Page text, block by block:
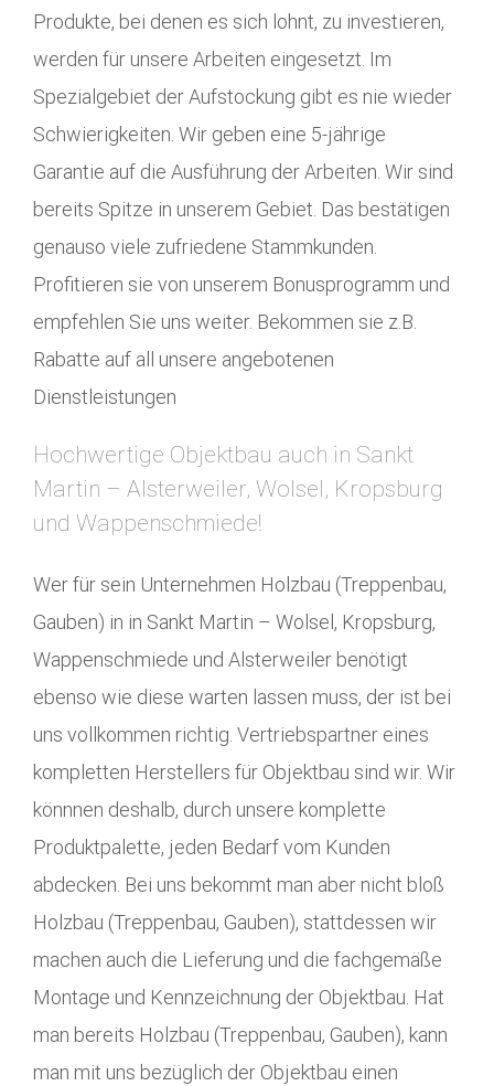
Produkte, bei denen es sich lohnt, zu investieren,
werden für unsere Arbeiten eingesetzt. Im
Spezialgebiet der Aufstockung gibt es nie wieder
Schwierigkeiten. Wir geben eine 5-jährige
Garantie auf die Ausführung der Arbeiten. Wir sind
bereits Spitze in unserem Gebiet. Das bestätigen
genauso viele zufriedene Stammkunden.
Profitieren sie von unserem Bonusprogramm und
empfehlen Sie uns weiter. Bekommen sie z.B.
Rabatte auf all unsere angebotenen
Dienstleistungen
Hochwertige Objektbau auch in Sankt
Martin – Alsterweiler, Wolsel, Kropsburg
und Wappenschmiede!
Wer für sein Unternehmen Holzbau (Treppenbau,
Gauben) in in Sankt Martin – Wolsel, Kropsburg,
Wappenschmiede und Alsterweiler benötigt
ebenso wie diese warten lassen muss, der ist bei
uns vollkommen richtig. Vertriebspartner eines
kompletten Herstellers für Objektbau sind wir. Wir
könnnen deshalb, durch unsere komplette
Produktpalette, jeden Bedarf vom Kunden
abdecken. Bei uns bekommt man aber nicht bloß
Holzbau (Treppenbau, Gauben), stattdessen wir
machen auch die Lieferung und die fachgemäße
Montage und Kennzeichnung der Objektbau. Hat
man bereits Holzbau (Treppenbau, Gauben), kann
man mit uns bezüglich der Objektbau einen